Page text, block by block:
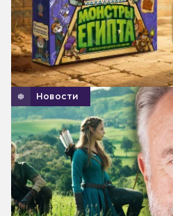
Новости